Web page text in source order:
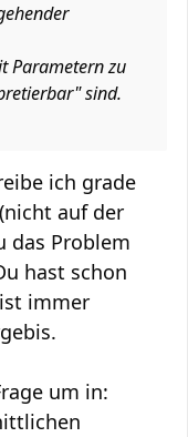
Parametern zu
sind.
ich grade
auf der
das Problem
hast schon
immer
um in: